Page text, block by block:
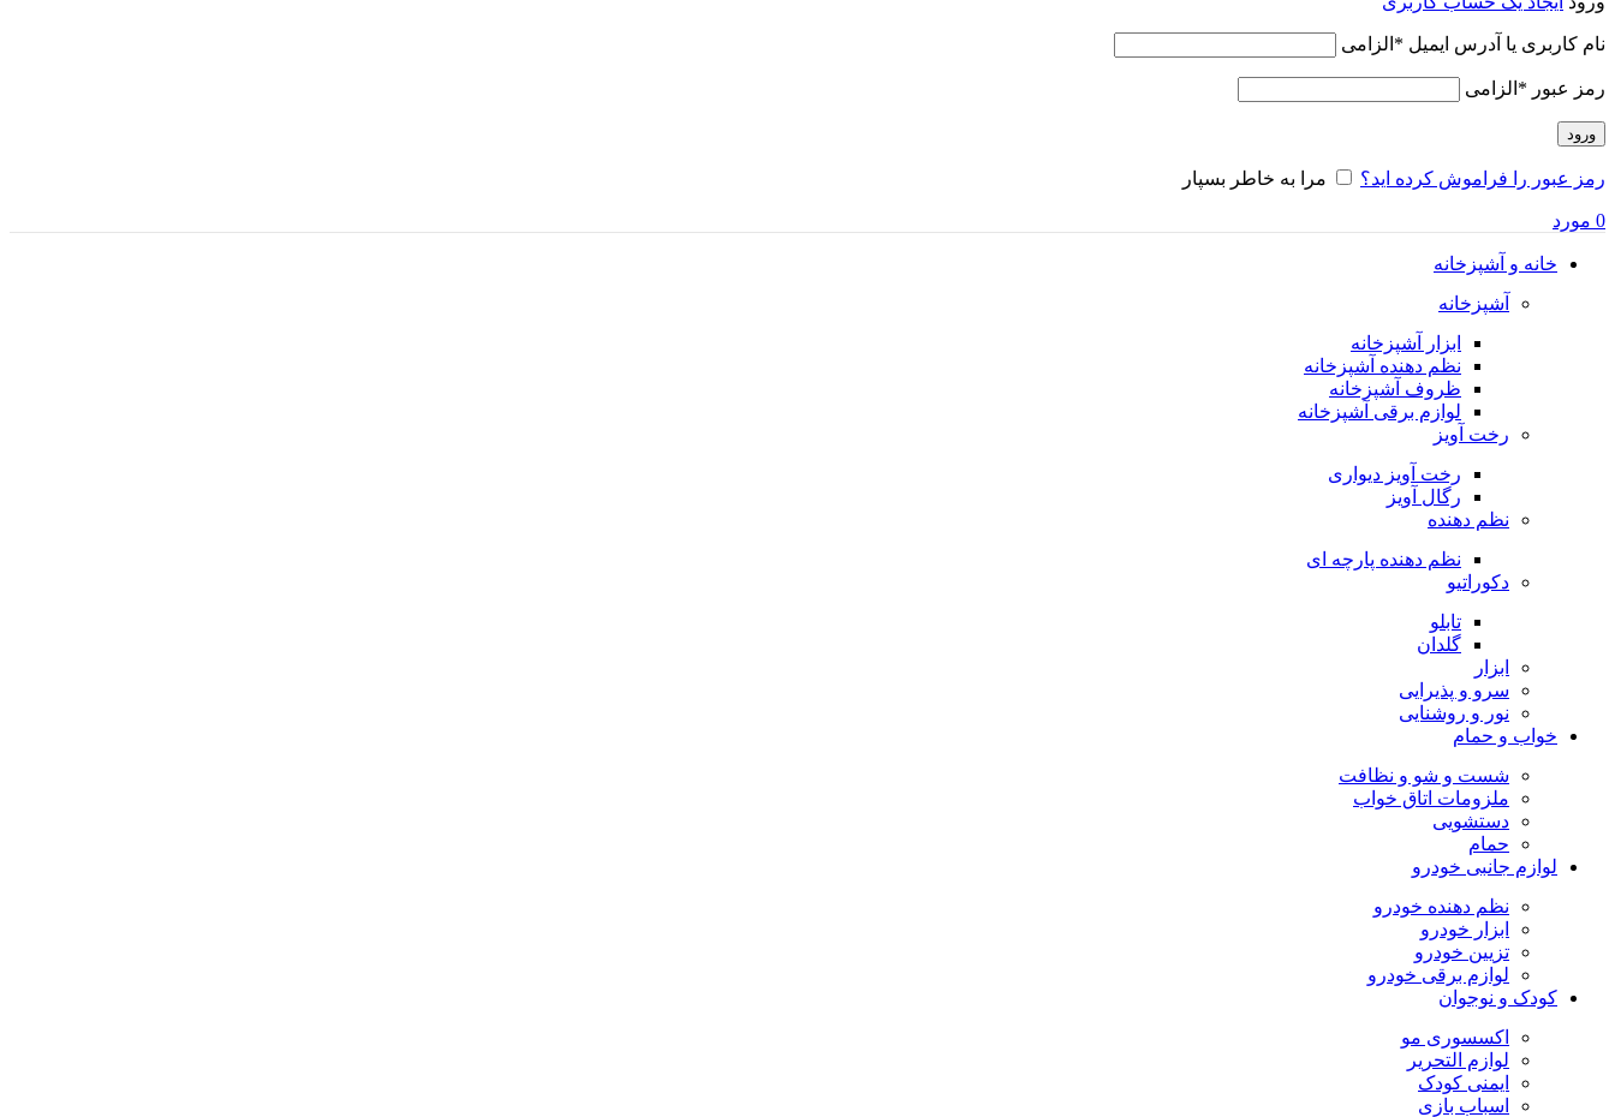
نام کاربری یا آدرس ایمیل * الزامی
رمز عبور * الزامی
ورود
رمز عبور را فراموش کرده اید؟ مرا به خاطر بسپار
0 مورد
خانه و آشپزخانه
آشپزخانه
ابزار آشپزخانه
نظم دهنده آشپزخانه
ظروف آشپزخانه
لوازم برقی آشپزخانه
رخت آویز
رخت آویز دیواری
رگال آویز
نظم دهنده
نظم دهنده پارچه ای
دکوراتیو
تابلو
گلدان
ابزار
سرو و پذیرایی
نور و روشنایی
خواب و حمام
شست و شو و نظافت
ملزومات اتاق خواب
دستشویی
حمام
لوازم جانبی خودرو
نظم دهنده خودرو
ابزار خودرو
تزیین خودرو
لوازم برقی خودرو
کودک و نوجوان
اکسسوری مو
لوازم التحریر
ایمنی کودک
اسباب بازی